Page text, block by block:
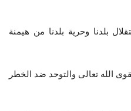
بلدنا وحرية بلدنا من هيمنة
الله تعالى والتوحد ضد الخطر